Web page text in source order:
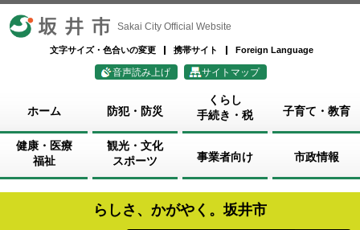
坂井市 Sakai City Official Website
文字サイズ・色合いの変更 携帯サイト Foreign Language
音声読み上げ サイトマップ
ホーム 防犯・防災
くらし
手続き・税
子育て・教育
健康・医療
福祉
観光・文化
スポーツ
事業者向け 市政情報
らしさ、かがやく。坂井市